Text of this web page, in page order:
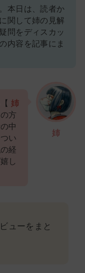
本日は、読者か
に関して姉の見解
問をディスカッ
内容を記事にま
姉
姉
方
中
い
経
し
ューをまと